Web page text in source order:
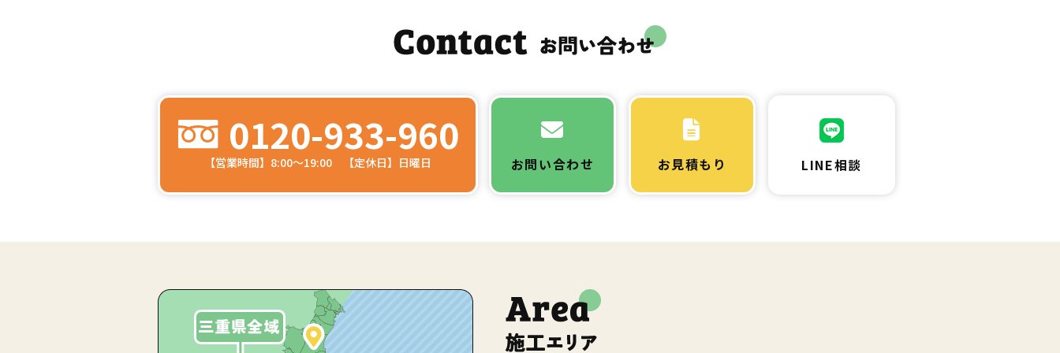
0120-933-960
【営業時間】8:00～19:00 【定休日】日曜日 お問い合わせ お見積もり LINE相談